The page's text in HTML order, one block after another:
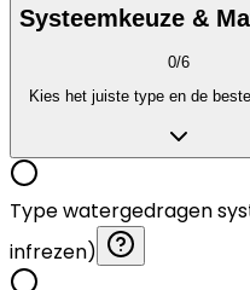
Systeemkeuze &
0/6
Kies het juiste type en de
Type watergedragen
infrezen)